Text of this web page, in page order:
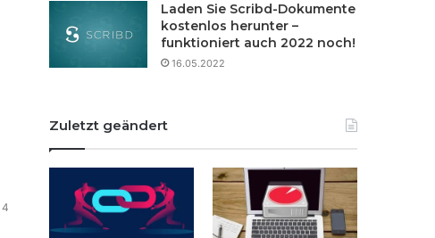
4
Laden Sie Scribd-Dokumente
kostenlos herunter –
funktioniert auch 2022 noch!
16.05.2022
Zuletzt geändert